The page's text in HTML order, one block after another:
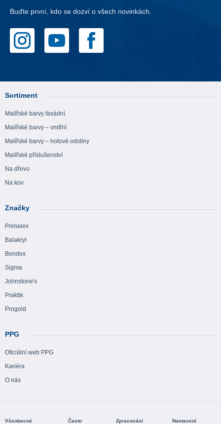
Buďte první, kdo se dozví o všech novinkách.
Sortiment
Malířské barvy fasádní
Malířské barvy – vnitřní
Malířské barvy – hotové odstíny
Malířské příslušenství
Na dřevo
Na kov
Značky
Primalex
Balakryl
Bondex
Sigma
Johnstone's
Praktik
Progold
PPG
Oficiální web PPG
Kariéra
O nás
Všeobecné Často Zpracování Nastavení